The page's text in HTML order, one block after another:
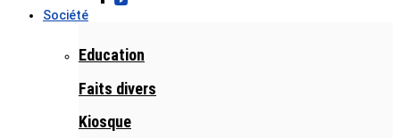
Société
Education
Faits divers
Kiosque